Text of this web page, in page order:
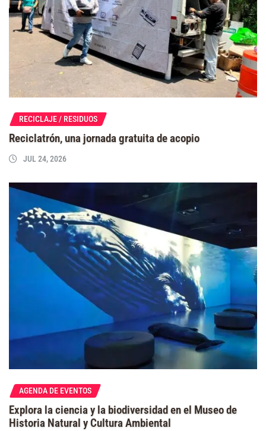
RECICLAJE / RESIDUOS
Reciclatrón, una jornada gratuita de acopio
JUL 24, 2026
AGENDA DE EVENTOS
Explora la ciencia y la biodiversidad en el Museo de
Historia Natural y Cultura Ambiental